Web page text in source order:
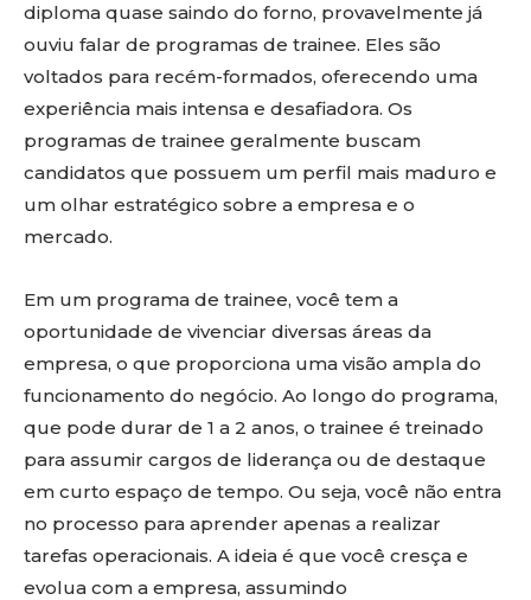
diploma quase saindo do forno, provavelmente já
ouviu falar de programas de trainee. Eles são
voltados para recém-formados, oferecendo uma
experiência mais intensa e desafiadora. Os
programas de trainee geralmente buscam
candidatos que possuem um perfil mais maduro e
um olhar estratégico sobre a empresa e o
mercado.
Em um programa de trainee, você tem a
oportunidade de vivenciar diversas áreas da
empresa, o que proporciona uma visão ampla do
funcionamento do negócio. Ao longo do programa,
que pode durar de 1 a 2 anos, o trainee é treinado
para assumir cargos de liderança ou de destaque
em curto espaço de tempo. Ou seja, você não entra
no processo para aprender apenas a realizar
tarefas operacionais. A ideia é que você cresça e
evolua com a empresa, assumindo